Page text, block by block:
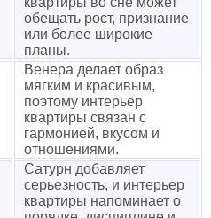
обещать рост, признание
или более широкие
планы.
Венера делает образ
мягким и красивым,
поэтому интерьер
квартиры связан с
гармонией, вкусом и
отношениями.
Сатурн добавляет
серьезность, и интерьер
квартиры напоминает о